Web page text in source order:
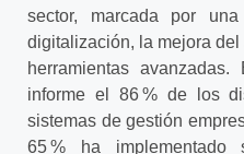
sector, marcada por
digitalización, la mejora
herramientas
informe el 86 % de los
sistemas de gestión
65 % ha implementado